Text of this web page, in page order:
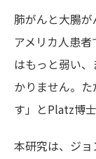
肺がんと大腸が
アメリカ人患
はもっと弱い
かりません。
す」とPlatz博士
本研究は、ジ